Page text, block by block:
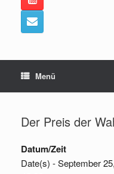
Menü
Der Preis der
Datum/Zeit
Date(s) - September